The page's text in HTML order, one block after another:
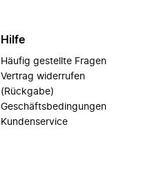
Hilfe
Häufig gestellte Fragen
Vertrag widerrufen
(Rückgabe)
Geschäftsbedingungen
Kundenservice